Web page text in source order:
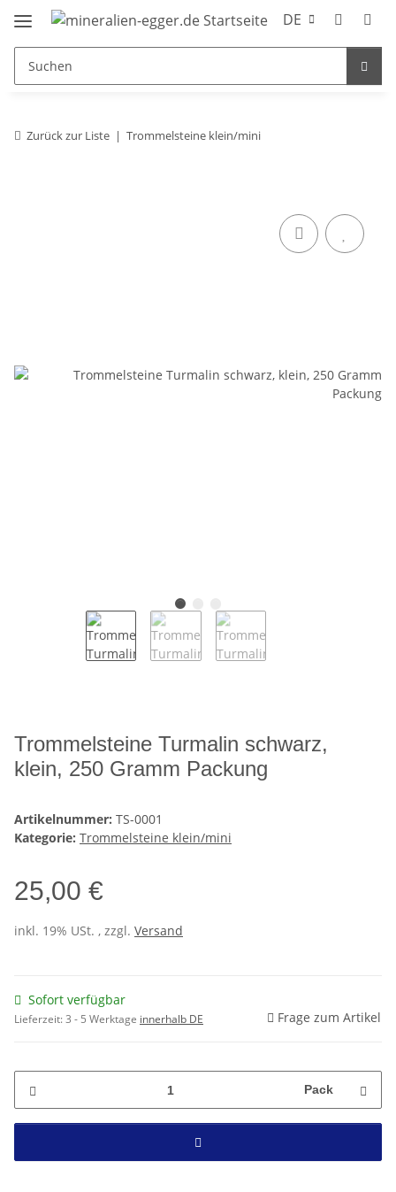
DE
Zurück zur Liste Trommelsteine klein/mini
Trommelsteine Turmalin schwarz,
klein, 250 Gramm Packung
Artikelnummer: TS-0001
Kategorie: Trommelsteine klein/mini
25,00 €
inkl. 19% USt. , zzgl. Versand
Sofort verfügbar
Lieferzeit:3 - 5 Werktage innerhalb DE Frage zum Artikel
Pack